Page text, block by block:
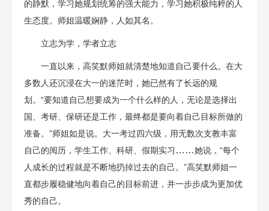
的静默，学习她规划统筹的强大能力，学习她积极纯粹的人
生态度。师姐温暖娴静，人如其名。
立志为学，学者立志
一直以来，高笑默师姐就清楚地知道自己要什么。在大
多数人还沉浸在大一的迷茫时，她已然有了长远的规
划。“要知道自己想要成为一个什么样的人，无论是选择出
国、考研、保研还是工作，最终都是要向着自己目标所做的
准备。”师姐如是说。大一考过四六级，用无数次支教丰富
自己的阅历，学生工作、科研、假期实习 ……她说，“每个
人成长的过程就是不断地扔掉过去的自己。”高笑默师姐一
直都步履稳健地向着自己的目标前进，并一步步成为更加优
秀的自己。